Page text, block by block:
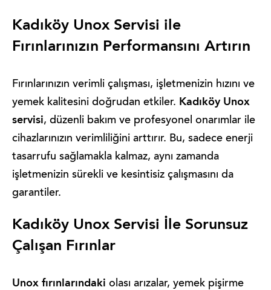
Kadıköy Unox Servisi ile
Fırınlarınızın Performansını Artırın
Fırınlarınızın verimli çalışması, işletmenizin hızını ve
yemek kalitesini doğrudan etkiler. Kadıköy Unox
servisi, düzenli bakım ve profesyonel onarımlar ile
cihazlarınızın verimliliğini arttırır. Bu, sadece enerji
tasarrufu sağlamakla kalmaz, aynı zamanda
işletmenizin sürekli ve kesintisiz çalışmasını da
garantiler.
Kadıköy Unox Servisi İle Sorunsuz
Çalışan Fırınlar
Unox fırınlarındaki olası arızalar, yemek pişirme